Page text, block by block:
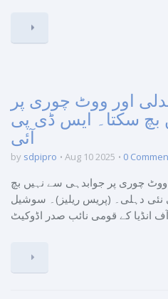
اور ووٹ چوری پر
بچ سکتا۔ ایس ڈی پی
آئی
by sdpipro Aug 10 2025 0
ووٹ چوری پر جوابدہی سے نہیں بچ
نئی دہلی۔ (پریس ریلیز)۔ سوشیل